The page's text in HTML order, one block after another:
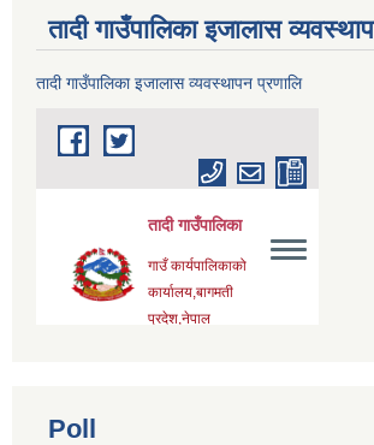
तादी गाउँपालिका इजालास
तादी गाउँपालिका इजालास व्यवस्थापन प्रणालि
Poll